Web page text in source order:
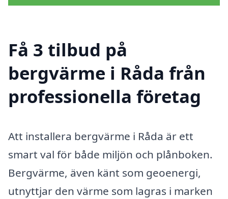
Få 3 tilbud på
bergvärme i Råda från
professionella företag
Att installera bergvärme i Råda är ett
smart val för både miljön och plånboken.
Bergvärme, även känt som geoenergi,
utnyttjar den värme som lagras i marken